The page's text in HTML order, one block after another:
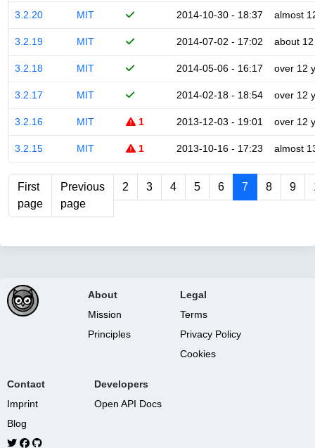
3.2.20 MIT 2014-10-30 - 18:37 almost
3.2.19 MIT 2014-07-02 - 17:02 about
3.2.18 MIT 2014-05-06 - 16:17 over 12
3.2.17 MIT 2014-02-18 - 18:54 over 12
3.2.16 MIT 1 2013-12-03 - 19:01 over 12
3.2.15 MIT 1 2013-10-16 - 17:23 almost
First
page
Previous
page
2 3 4 5 6 7 8 9
About
Mission
Principles
Legal
Terms
Privacy Policy
Cookies
Contact
Imprint
Blog
Developers
Open API Docs